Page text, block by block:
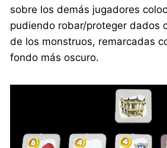
sobre los demás jugadores
pudiendo robar/proteger dados
de los monstruos, remarcadas
fondo más oscuro.